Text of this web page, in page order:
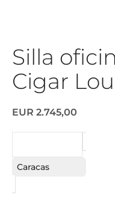
Silla
Cigar
EUR 2.745,00
Caracas